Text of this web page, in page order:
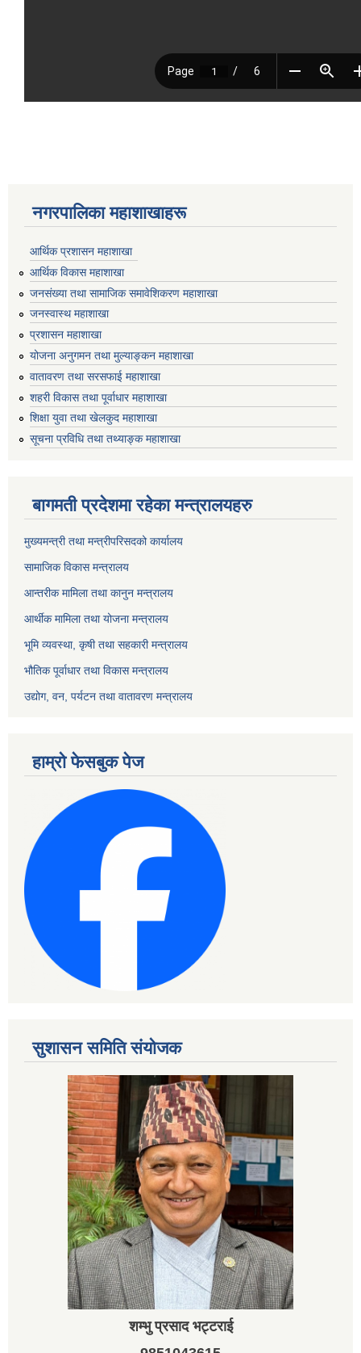
नगरपालिका महाशाखाहरू
आर्थिक प्रशासन महाशाखा
आर्थिक विकास महाशाखा
जनसंख्या तथा सामाजिक समावेशिकरण महाशाखा
जनस्वास्थ महाशाखा
प्रशासन महाशाखा
योजना अनुगमन तथा मुल्याङ्कन महाशाखा
वातावरण तथा सरसफाई महाशाखा
शहरी विकास तथा पूर्वाधार महाशाखा
शिक्षा युवा तथा खेलकुद महाशाखा
सूचना प्रविधि तथा तथ्याङ्क महाशाखा
बागमती प्रदेशमा रहेका मन्त्रालयहरु
मुख्यमन्त्री तथा मन्त्रीपरिसदको कार्यालय
सामाजिक विकास मन्त्रालय
आन्तरीक मामिला तथा कानुन मन्त्रालय
आर्थीक मामिला तथा योजना मन्त्रालय
भूमि व्यवस्था, कृषी तथा सहकारी मन्त्रालय
भौतिक पूर्वाधार तथा विकास मन्त्रालय
उद्योग, वन, पर्यटन तथा वातावरण मन्त्रालय
हाम्रो फेसबुक पेज
सुशासन समिति संयोजक
शम्भु प्रसाद भट्टराई